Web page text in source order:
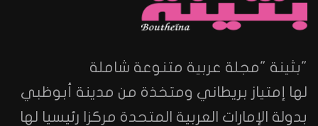
"بثينة "مجلة عربية متنوعة شاملة
لها إمتياز بريطاني ومتخذة من مدينة أبوظبي
بدولة الإمارات العربية المتحدة مركزا رئيسيا لها